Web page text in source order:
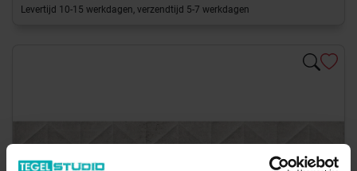
Levertijd 10-15 werkdagen, verzendtijd 5-7 werkdagen